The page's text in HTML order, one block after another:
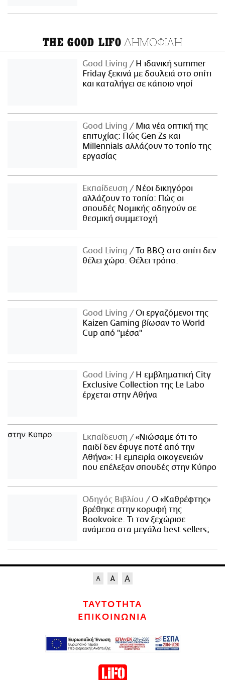
THE GOOD LIFO ΔΗΜΟΦΙΛΗ
Good Living
Η ιδανική summer
Friday ξεκινά με δουλειά στο σπίτι
και καταλήγει σε κάποιο νησί
Good Living
Μια νέα οπτική της
επιτυχίας: Πώς Gen Zs και
Millennials αλλάζουν το τοπίο της
εργασίας
Εκπαίδευση
Νέοι δικηγόροι
αλλάζουν το τοπίο: Πώς οι
σπουδές Νομικής οδηγούν σε
θεσμική συμμετοχή
Good Living
Το BBQ στο σπίτι δεν
θέλει χώρο. Θέλει τρόπο.
Good Living
Οι εργαζόμενοι της
Kaizen Gaming βίωσαν το World
Cup από "μέσα"
Good Living
Η εμβληματική City
Exclusive Collection της Le Labo
έρχεται στην Αθήνα
Εκπαίδευση
«Νιώσαμε ότι το
παιδί δεν έφυγε ποτέ από την
Αθήνα»: Η εμπειρία οικογενειών
που επέλεξαν σπουδές στην Κύπρο
Οδηγός Βιβλίου
Ο «Καθρέφτης»
βρέθηκε στην κορυφή της
Bookvoice. Τι τον ξεχώρισε
ανάμεσα στα μεγάλα best sellers;
ΤΑΥΤΟΤΗΤΑ
ΕΠΙΚΟΙΝΩΝΙΑ